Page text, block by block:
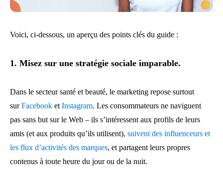
Voici, ci-dessous, un aperçu des points clés du guide :
1. Misez sur une stratégie sociale imparable.
Dans le secteur santé et beauté, le marketing repose surtout
surFacebook et Instagram. Les consommateurs ne naviguent
pas sans but sur le Web – ils s’intéressent aux profils de leurs
amis (et aux produits qu’ils utilisent), suivent des influenceurs et
les flux d’activités des marques, et partagent leurs propres
contenus à toute heure du jour ou de la nuit.